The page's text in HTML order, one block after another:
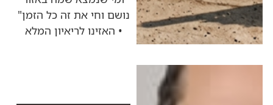
נושם וחי את זה כל הזמן"
• האזינו לריאיון המלא